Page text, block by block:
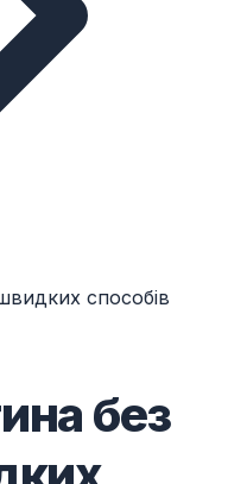
способів
без